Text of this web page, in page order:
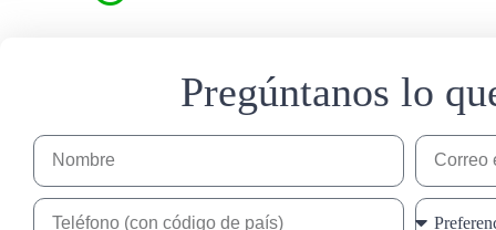
Pregúntanos lo